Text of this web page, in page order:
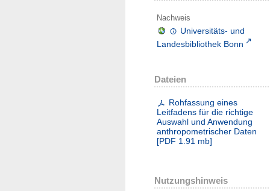
Nachweis
Universitäts- und
Landesbibliothek Bonn
Dateien
Rohfassung eines
Leitfadens für die richtige
Auswahl und Anwendung
anthropometrischer Daten
[PDF 1.91 mb]
Nutzungshinweis